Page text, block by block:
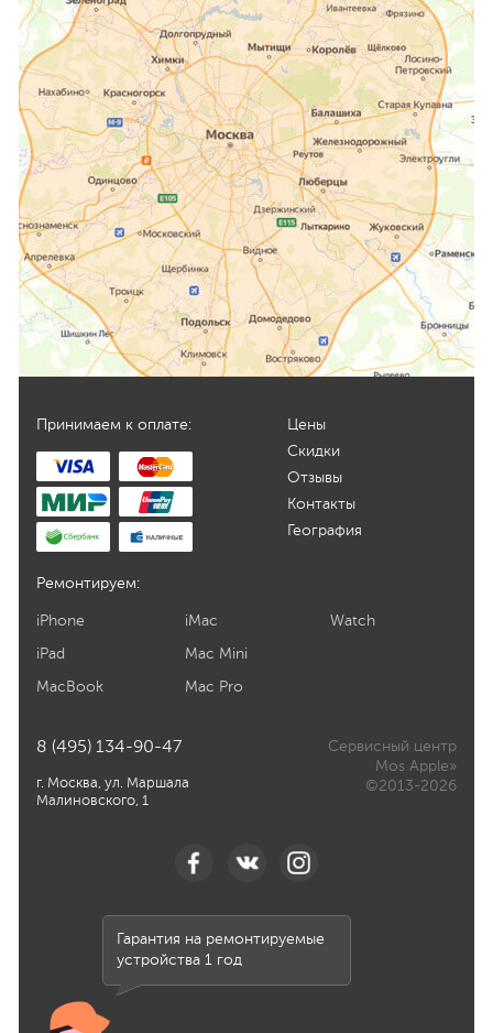
Принимаем к оплате:
Цены
Скидки
Отзывы
Контакты
География
Ремонтируем:
iPhone
iPad
MacBook
iMac
Mac Mini
Mac Pro
Watch
8 (495) 134-90-47
г. Москва, ул. Маршала
Малиновского, 1
Сервисный центр
Mos Apple»
©2013-2026
Гарантия на ремонтируемые
устройства 1 год